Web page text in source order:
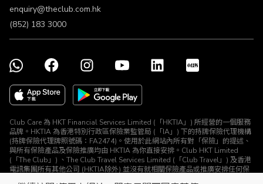
enquiry@theclub.com.hk
(852) 183 3000
Club Care 為 HKT Financial Services Limited (「HKTIA」) 所經營的一個服務
品牌。HKTIA 為香港特別行政區保險業監管局 (「IA」) 下的持牌保險代理機構
(持牌保險代理牌照號碼：FA2474)。使用於此網站內所有對「保險」的提述、
與所有保險產品及保險推廣均由 HKTIA 為你直接安排。Club HKT Limited
(「The Club」) 、The Club Travel Services Limited (「Club Travel」) 及香港
電訊集團所有其他公司 (HKTIA除外) 並沒有就相關保險產品或推廣安排任何保